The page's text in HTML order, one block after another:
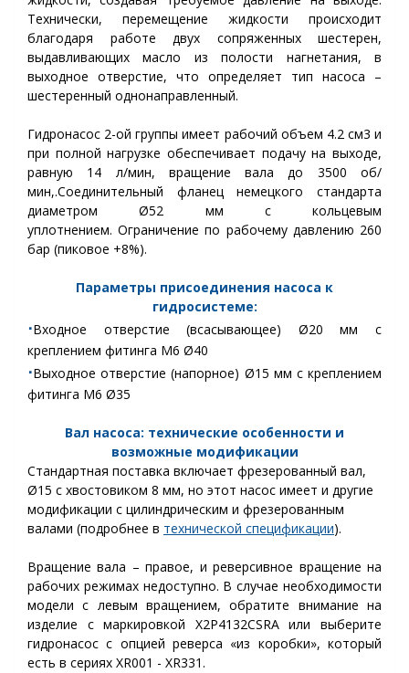
Технически, перемещение жидкости происходит
благодаря работе двух сопряженных шестерен,
выдавливающих масло из полости нагнетания, в
выходное отверстие, что определяет тип насоса –
шестеренный однонаправленный.
Гидронасос 2-ой группы имеет рабочий объем 4.2 см3 и
при полной нагрузке обеспечивает подачу на выходе,
равную 14 л/мин, вращение вала до 3500 об/
мин,.Соединительный фланец немецкого стандарта
диаметром Ø52 мм с кольцевым
уплотнением. Ограничение по рабочему давлению 260
бар (пиковое +8%).
Параметры присоединения насоса к
гидросистеме:
⋅Входное отверстие (всасывающее) Ø20 мм с
креплением фитинга М6 Ø40
⋅Выходное отверстие (напорное) Ø15 мм с креплением
фитинга М6 Ø35
Вал насоса: технические особенности и
возможные модификации
Стандартная поставка включает фрезерованный вал,
Ø15 с хвостовиком 8 мм, но этот насос имеет и другие
модификации с цилиндрическим и фрезерованным
валами (подробнее в технической спецификации).
Вращение вала –правое, и реверсивное вращение на
рабочих режимах недоступно. В случае необходимости
модели с левым вращением, обратите внимание на
изделие с маркировкой X2P4132CSRA или выберите
гидронасос с опцией реверса «из коробки», который
есть в сериях XR001 - XR331.